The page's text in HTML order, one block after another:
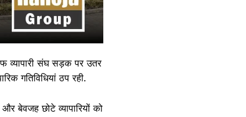
व्यापारी संघ सड़क पर उतर
गतिविधियां ठप रही.
बेवजह छोटे व्यापारियों को